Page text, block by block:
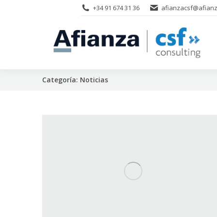
+34 91 674 31 36
Categoría: Noticias